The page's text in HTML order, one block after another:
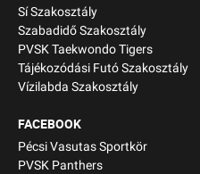
Sí Szakosztály
Szabadidő Szakosztály
PVSK Taekwondo Tigers
Tájékozódási Futó Szakosztály
Vízilabda Szakosztály
FACEBOOK
Pécsi Vasutas Sportkör
PVSK Panthers